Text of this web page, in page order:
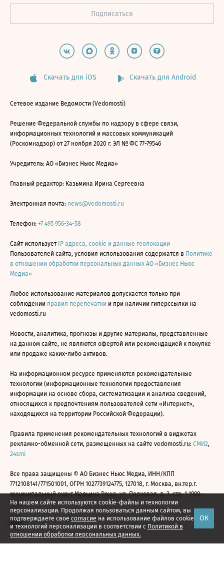
На нашем сайте используются cookie-файлы и технологии
персонализации. Продолжая пользоваться данным сайтом, вы
подтверждаете свое согласие на использование файлов cookie
и технологий персонализации в соответствии с Политикой в
отношении обработки персональных данных.
ОК
Скачать для iOS Скачать для Android
Сетевое издание Ведомости (Vedomosti)
Решение Федеральной службы по надзору в сфере связи,
информационных технологий и массовых коммуникаций
(Роскомнадзор) от 27 ноября 2020 г. ЭЛ № ФС 77-79546
Учредитель: АО «Бизнес Ньюс Медиа»
Главный редактор: Казьмина Ирина Сергеевна
Электронная почта: news@vedomosti.ru
Телефон: +7 495 956-34-58
Сайт использует IP адреса, cookie и данные геолокации
Пользователей сайта, условия использования содержатся в Политике
в отношении обработки персональных данных АО «Бизнес Ньюс
Медиа»
Любое использование материалов допускается только при
соблюдении правил перепечатки и при наличии гиперссылки на
vedomosti.ru
Новости, аналитика, прогнозы и другие материалы, представленные
на данном сайте, не являются офертой или рекомендацией к покупке
или продаже каких-либо активов.
На информационном ресурсе применяются рекомендательные
технологии (информационные технологии предоставления
информации на основе сбора, систематизации и анализа сведений,
относящихся к предпочтениям пользователей сети «Интернет»,
находящихся на территории Российской Федерации).
Правила применения рекомендательных технологий в виджетах
рекламно-обменной сети, размещенных на сайте vedomosti.ru: СМИ2,
24smi
Все права защищены © АО Бизнес Ньюс Медиа, ИНН/КПП
7712108141/771501001, ОГРН 1027739124775, 127018, г. Москва, вн.тер.г.
муниципальный округ Марьина Роща, ул. Полковая, д. 3, стр. 1 1999—
2026